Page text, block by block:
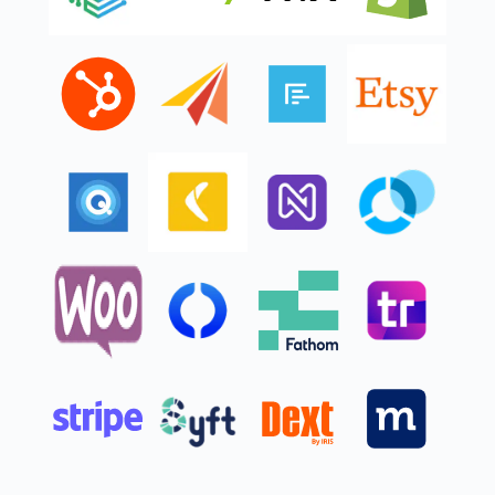
Depura tus libros de contabilidad rápidamente
Chatea para obtener información al instante
BETA
Consultas limitadas
BETA
Administración de facturas de proveedores
proveedores en línea.
Ver más
Multidivisa
Registra transacciones en otras divisas sin
preocuparte por las conversiones de tipo de cambio.
Ver más